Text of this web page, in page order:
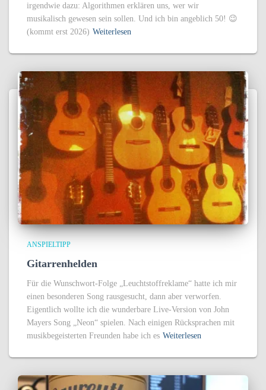
irgendwie dazu: Algorithmen erklären uns, wer wir
musikalisch gewesen sein sollen. Und ich bin angeblich 50! 😉
(kommt erst 2026) Weiterlesen
ANSPIELTIPP
Gitarrenhelden
Für die Wunschwort-Folge „Leuchtstoffreklame“ hatte ich mir
einen besonderen Song rausgesucht, dann aber verworfen.
Eigentlich wollte ich die wunderbare Live-Version von John
Mayers Song „Neon“ spielen. Nach einigen Rücksprachen mit
musikbegeisterten Freunden habe ich es Weiterlesen